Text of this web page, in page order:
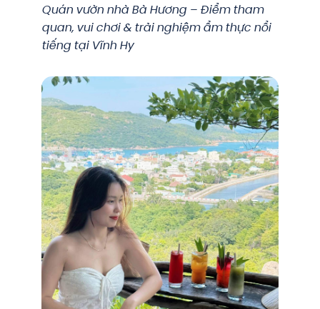
Quán vườn nhà Bà Hương – Điểm tham
quan, vui chơi & trải nghiệm ẩm thực nổi
tiếng tại Vĩnh Hy